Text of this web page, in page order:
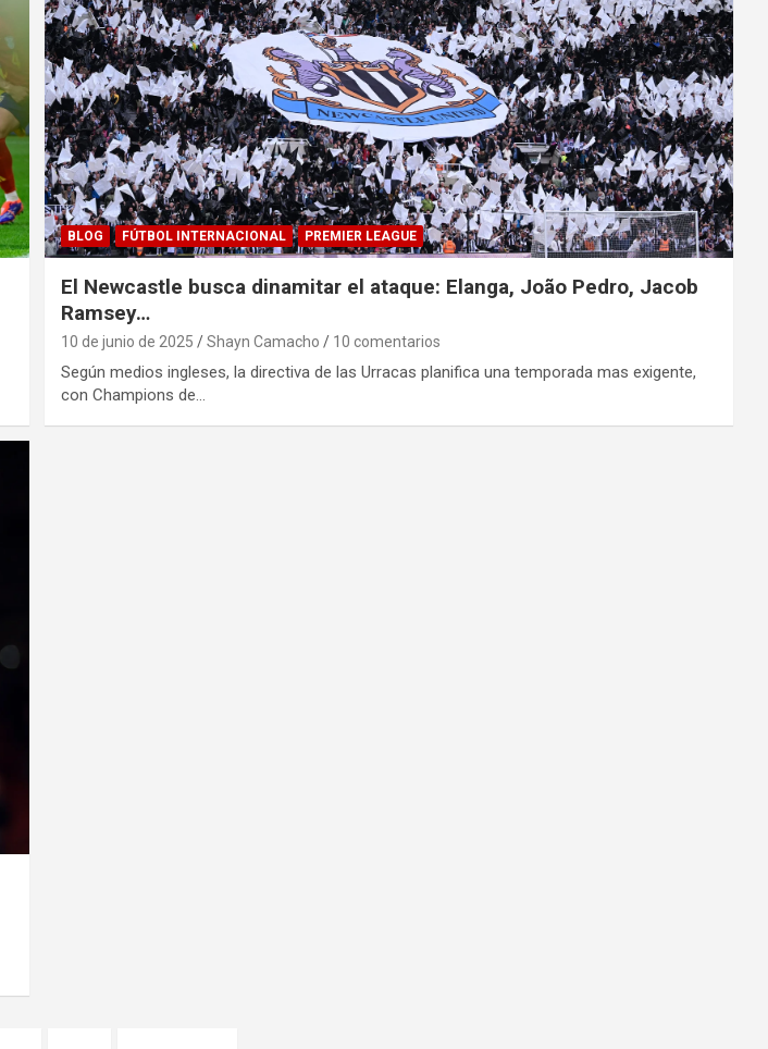
BLOG FÚTBOL INTERNACIONAL PREMIER LEAGUE
El Newcastle busca dinamitar el ataque: Elanga, João Pedro, Jacob
Ramsey…
10 de junio de 2025 Shayn Camacho 10 comentarios
Según medios ingleses, la directiva de las Urracas planifica una temporada mas exigente,
con Champions de…